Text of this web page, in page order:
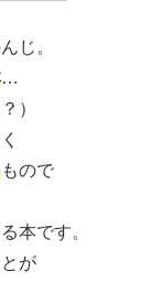
じ。
…
）
もので
本です。
が